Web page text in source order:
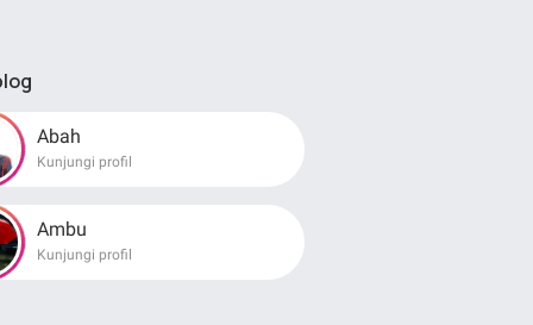
Abah
Kunjungi profil
Ambu
Kunjungi profil